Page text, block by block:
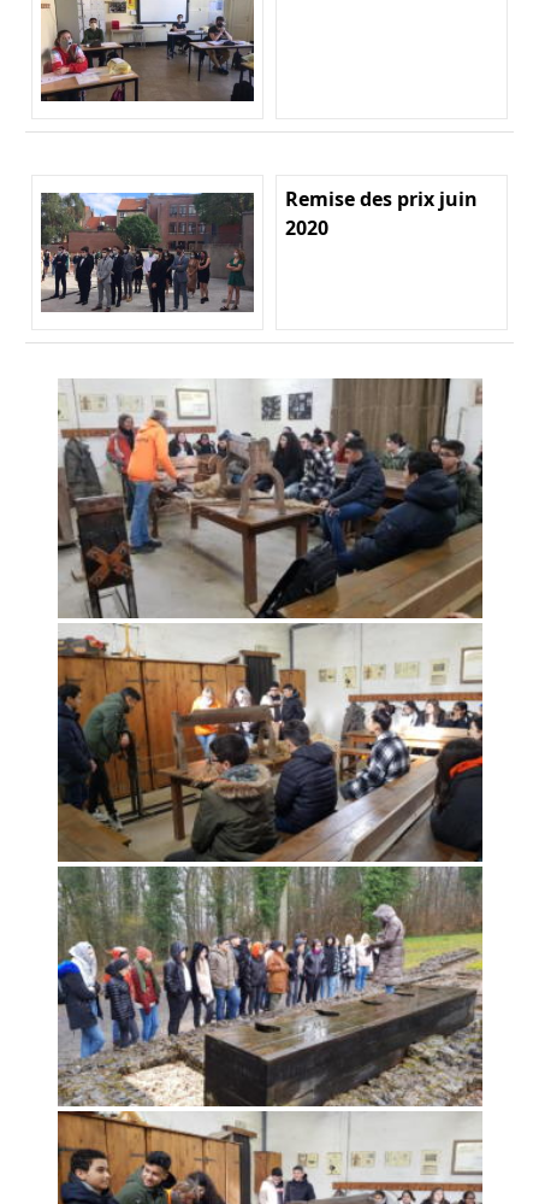
Remise des prix juin
2020